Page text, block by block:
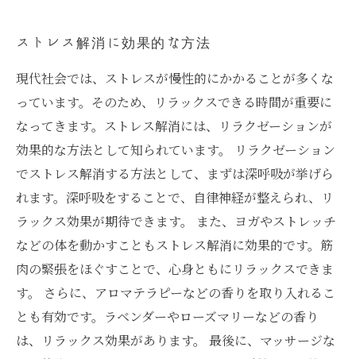
ストレス解消に効果的な方法
現代社会では、ストレスが慢性的にかかることが多くな
っています。そのため、リラックスできる時間が重要に
なってきます。ストレス解消には、リラクゼーションが
効果的な方法として知られています。 リラクゼーション
でストレス解消する方法として、まずは深呼吸が挙げら
れます。深呼吸をすることで、自律神経が整えられ、リ
ラックス効果が期待できます。 また、ヨガやストレッチ
などの体を動かすこともストレス解消に効果的です。筋
肉の緊張をほぐすことで、心身ともにリラックスできま
す。 さらに、アロマテラピーなどの香りを取り入れるこ
とも有効です。ラベンダーやローズマリーなどの香り
は、リラックス効果があります。 最後に、マッサージな